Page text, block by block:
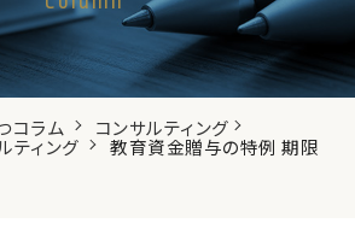
コラム コンサルティング
ティング 教育資金贈与の特例 期限